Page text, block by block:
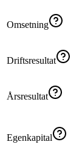
Omsetning
Driftsresultat
Årsresultat
Egenkapital